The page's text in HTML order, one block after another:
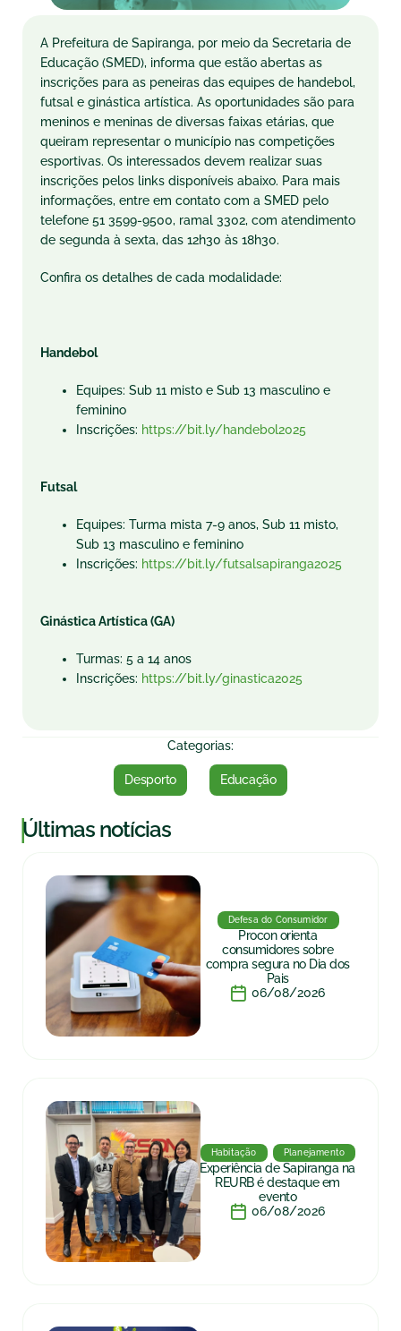
A Prefeitura de Sapiranga, por meio da Secretaria de
Educação (SMED), informa que estão abertas as
inscrições para as peneiras das equipes de handebol,
futsal e ginástica artística. As oportunidades são para
meninos e meninas de diversas faixas etárias, que
queiram representar o município nas competições
esportivas. Os interessados devem realizar suas
inscrições pelos links disponíveis abaixo. Para mais
informações, entre em contato com a SMED pelo
telefone 51 3599-9500, ramal 3302, com atendimento
de segunda à sexta, das 12h30 às 18h30.
Confira os detalhes de cada modalidade:
Handebol
Equipes: Sub 11 misto e Sub 13 masculino e
feminino
Inscrições: https://bit.ly/handebol2025
Futsal
Equipes: Turma mista 7-9 anos, Sub 11 misto,
Sub 13 masculino e feminino
Inscrições: https://bit.ly/futsalsapiranga2025
Ginástica Artística (GA)
Turmas: 5 a 14 anos
Inscrições: https://bit.ly/ginastica2025
Categorias:
Desporto Educação
|Últimas notícias
Defesa do Consumidor
Procon orienta
consumidores sobre
compra segura no Dia dos
Pais
06/08/2026
Habitação Planejamento
Experiência de Sapiranga na
REURB é destaque em
evento
06/08/2026